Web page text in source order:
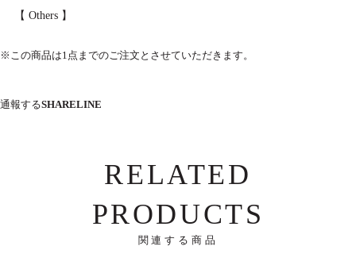
【 Others 】
※この商品は1点までのご注文とさせていただきます。
通報するSHARELINE
RELATED
PRODUCTS
関連する商品